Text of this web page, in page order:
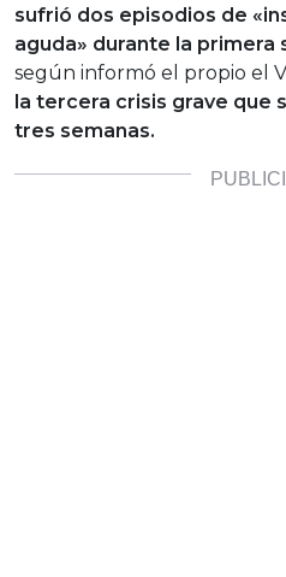
sufrió dos episodios de
aguda» durante la primera
según informó el propio el
la tercera crisis grave que
tres semanas.